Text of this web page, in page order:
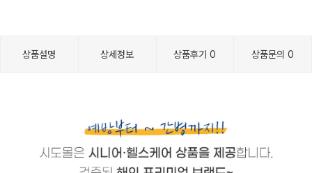
상품설명 상세정보 상품후기0 상품문의0